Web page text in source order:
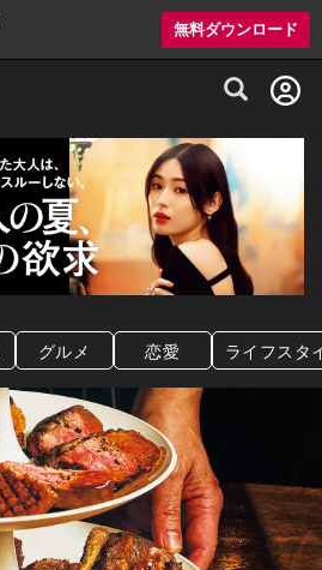
無料ダウンロード
グルメ情報・プレミアムレストラン予約
グルメ 恋愛 ライフスタ